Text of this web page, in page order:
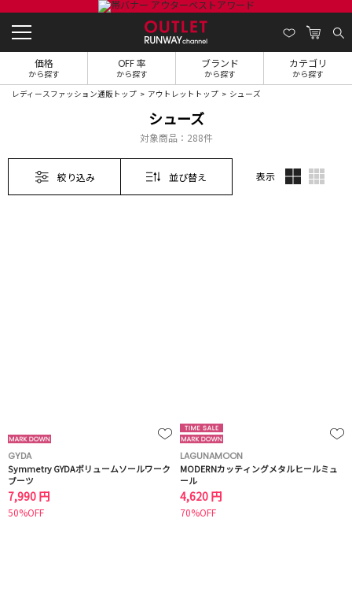
価格
から探す
OFF 率
から探す
ブランド
から探す
カテゴリ
から探す
レディースファッション通販トップ アウトレットトップ シューズ
シューズ
対象商品： 288件
絞り込み 並び替え 表示
GYDA
Symmetry GYDAボリュームソールワーク
ブーツ
7,990 円
50%OFF
LAGUNAMOON
MODERNカッティングメタルヒールミュ
ール
4,620 円
70%OFF